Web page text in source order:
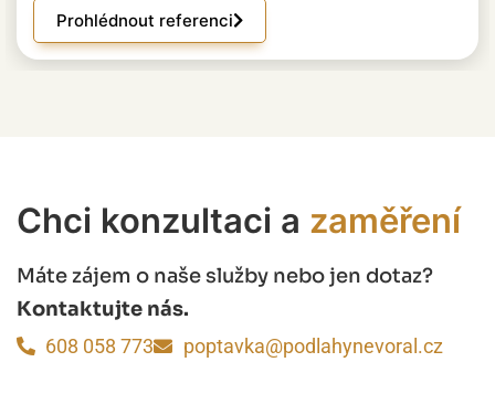
Prohlédnout referenci
Chci konzultaci a zaměření
Máte zájem o naše služby nebo jen dotaz?
Kontaktujte nás.
608 058 773 poptavka@podlahynevoral.cz